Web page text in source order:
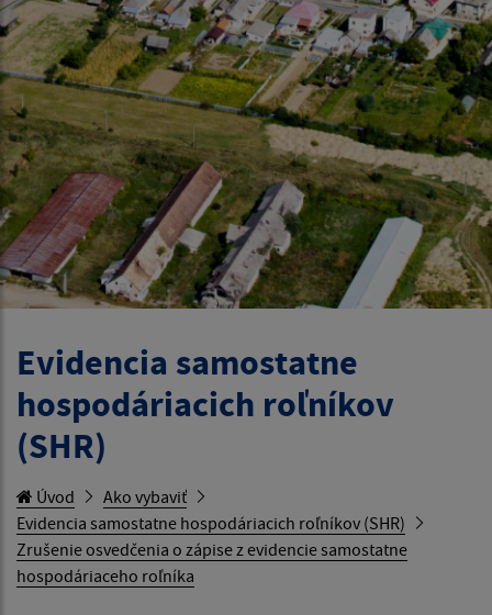
Evidencia samostatne
hospodáriacich roľníkov
(SHR)
Úvod
Ako vybaviť
Evidencia samostatne hospodáriacich roľníkov (SHR)
Zrušenie osvedčenia o zápise z evidencie samostatne
hospodáriaceho roľníka